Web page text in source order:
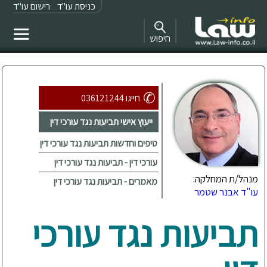
כניסת עו"ד רישום עו"ד
חיפוש
מנהל/ת המחלקה:
עו"ד אבנר שטמר
חייגו 036121244
ייעוץ אישי תביעות נגד עורכי דין
טיפים וחדשות תביעות נגד עורכי דין
עורכי דין - תביעות נגד עורכי דין
מאמרים - תביעות נגד עורכי דין
תביעות נגד עורכי